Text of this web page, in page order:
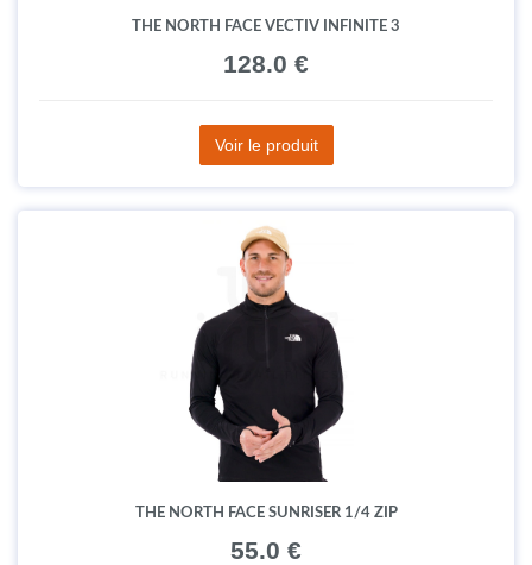
THE NORTH FACE VECTIV INFINITE 3
128.0 €
Voir le produit
THE NORTH FACE SUNRISER 1/4 ZIP
55.0 €